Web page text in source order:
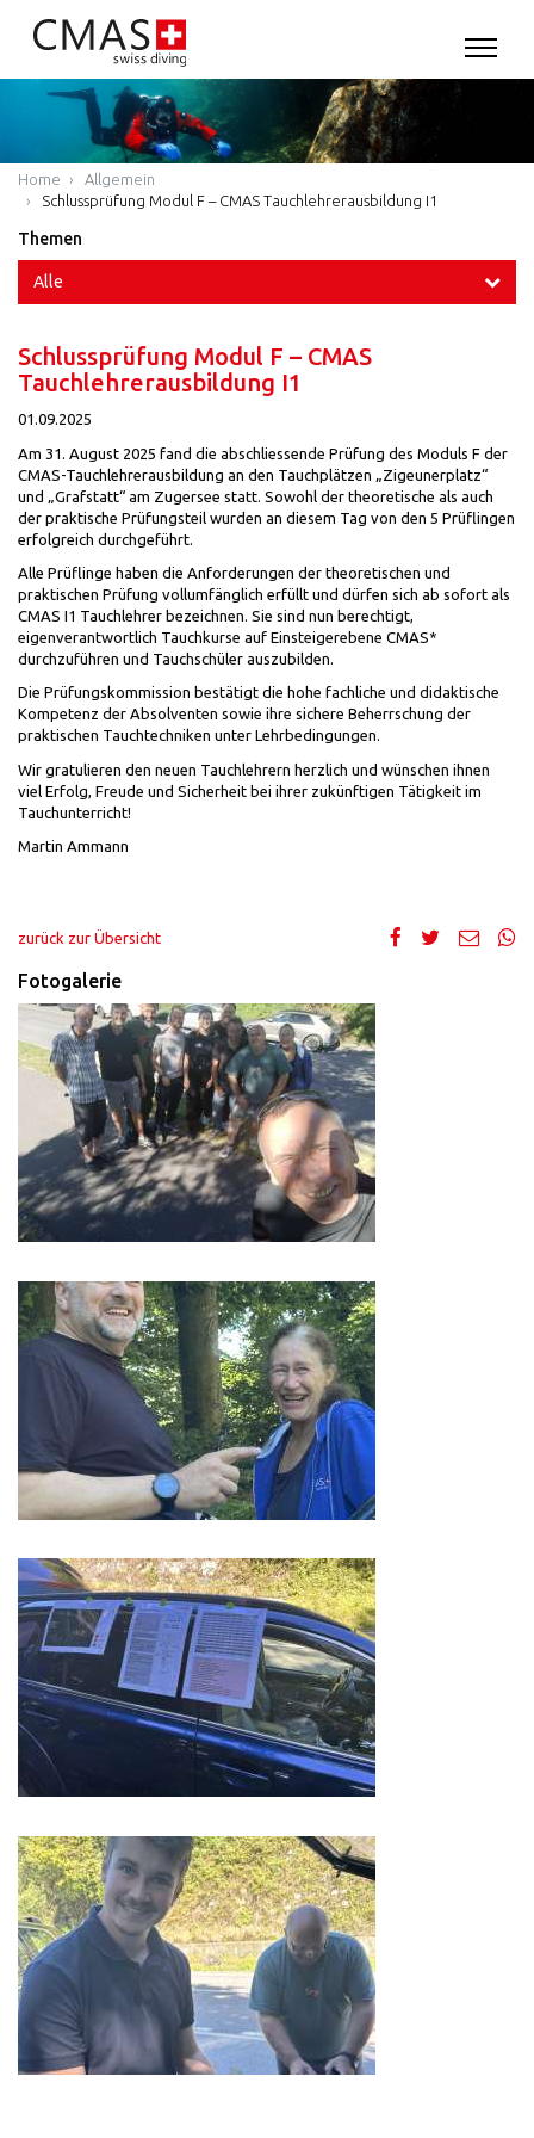
Home
Allgemein
Schlussprüfung Modul F – CMAS Tauchlehrerausbildung I1
Themen
Alle
Schlussprüfung Modul F – CMAS
Tauchlehrerausbildung I1
01.09.2025
Am 31. August 2025 fand die abschliessende Prüfung des Moduls F der
CMAS-Tauchlehrerausbildung an den Tauchplätzen „Zigeunerplatz“
und „Grafstatt“ am Zugersee statt. Sowohl der theoretische als auch
der praktische Prüfungsteil wurden an diesem Tag von den 5 Prüflingen
erfolgreich durchgeführt.
Alle Prüflinge haben die Anforderungen der theoretischen und
praktischen Prüfung vollumfänglich erfüllt und dürfen sich ab sofort als
CMAS I1 Tauchlehrer bezeichnen. Sie sind nun berechtigt,
eigenverantwortlich Tauchkurse auf Einsteigerebene CMAS*
durchzuführen und Tauchschüler auszubilden.
Die Prüfungskommission bestätigt die hohe fachliche und didaktische
Kompetenz der Absolventen sowie ihre sichere Beherrschung der
praktischen Tauchtechniken unter Lehrbedingungen.
Wir gratulieren den neuen Tauchlehrern herzlich und wünschen ihnen
viel Erfolg, Freude und Sicherheit bei ihrer zukünftigen Tätigkeit im
Tauchunterricht!
Martin Ammann
zurück zur Übersicht
Fotogalerie